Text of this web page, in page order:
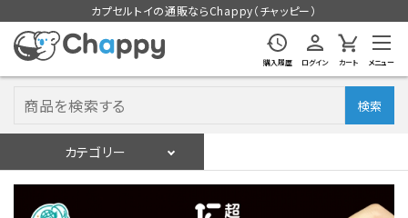
カプセルトイの通販ならChappy（チャッピー）
購入履歴 ログイン カート メニュー
検索
カテゴリー